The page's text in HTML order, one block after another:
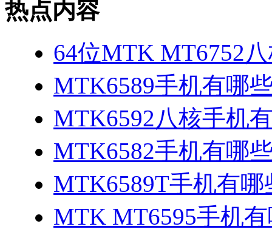
热点内容
64位MTK MT6752
MTK6589手机有哪
MTK6592八核手机
MTK6582手机有哪
MTK6589T手机有
MTK MT6595手机